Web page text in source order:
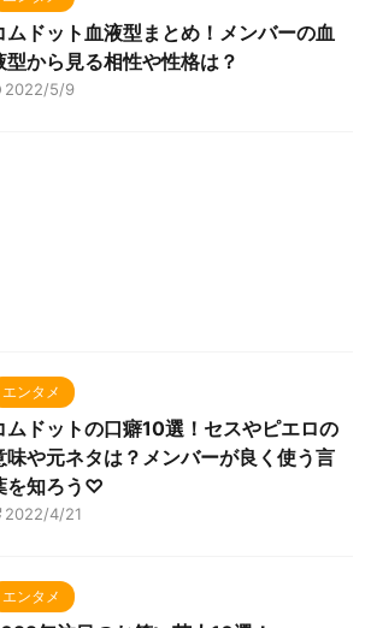
ムドット血液型まとめ！メンバーの血
型から見る相性や性格は？
2022/5/9
エンタメ
ムドットの口癖10選！セスやピエロの
味や元ネタは？メンバーが良く使う言
を知ろう♡
2022/4/21
エンタメ